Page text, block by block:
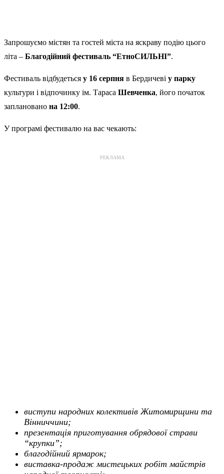
Запрошуємо містян та гостей міста на яскраву подію цього
літа – Благодійний фестиваль “ЕтноСИЛЬНІ”.
Фестиваль відбудеться у 16 серпня в Бердичеві у парку
культури і відпочинку ім. Тараса Шевченка, його початок
заплановано на 12:00.
У програмі фестивалю на вас чекають:
РЕКЛАМА
виступи народних колективів Житомирщини та
Вінниччини;
презентація приготування обрядової страви
“крупки”;
благодійний ярмарок;
виставка-продаж мистецьких робіт майстрів